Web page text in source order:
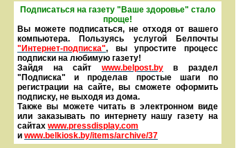
Подписаться на газету "Ваше здоровье" стало
проще!
Вы можете подписаться, не отходя от вашего
компьютера. Пользуясь услугой Белпочты
"Интернет-подписка", вы упростите процесс
подписки на любимую газету!
Зайдя на сайт www.belpost.by
в раздел
"Подписка" и проделав простые шаги по
регистрации на сайте, вы сможете оформить
под­писку, не выходя из дома.
Также вы можете читать в элек­тронном виде
или заказывать по интернету нашу газету на
сайтах www.pressdisplay.com
и www.belkiosk.by/items/archive/37